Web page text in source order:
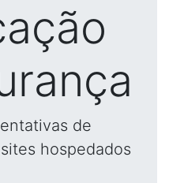
de
hospedados